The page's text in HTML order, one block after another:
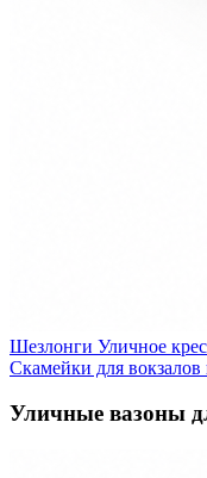
Шезлонги Уличное
Скамейки для
Уличные вазоны